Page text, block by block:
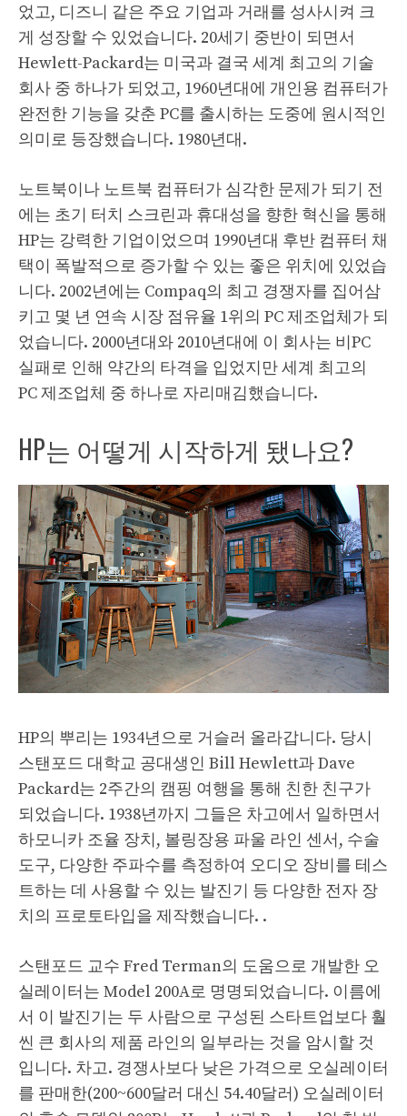
었고, 디즈니 같은 주요 기업과 거래를 성사시켜 크
게 성장할 수 있었습니다. 20세기 중반이 되면서
Hewlett-Packard는 미국과 결국 세계 최고의 기술
회사 중 하나가 되었고, 1960년대에 개인용 컴퓨터가
완전한 기능을 갖춘 PC를 출시하는 도중에 원시적인
의미로 등장했습니다. 1980년대.
노트북이나 노트북 컴퓨터가 심각한 문제가 되기 전
에는 초기 터치 스크린과 휴대성을 향한 혁신을 통해
HP는 강력한 기업이었으며 1990년대 후반 컴퓨터 채
택이 폭발적으로 증가할 수 있는 좋은 위치에 있었습
니다. 2002년에는 Compaq의 최고 경쟁자를 집어삼
키고 몇 년 연속 시장 점유율 1위의 PC 제조업체가 되
었습니다. 2000년대와 2010년대에 이 회사는 비PC
실패로 인해 약간의 타격을 입었지만 세계 최고의
PC 제조업체 중 하나로 자리매김했습니다.
HP는 어떻게 시작하게 됐나요?
HP의 뿌리는 1934년으로 거슬러 올라갑니다. 당시
스탠포드 대학교 공대생인 Bill Hewlett과 Dave
Packard는 2주간의 캠핑 여행을 통해 친한 친구가
되었습니다. 1938년까지 그들은 차고에서 일하면서
하모니카 조율 장치, 볼링장용 파울 라인 센서, 수술
도구, 다양한 주파수를 측정하여 오디오 장비를 테스
트하는 데 사용할 수 있는 발진기 등 다양한 전자 장
치의 프로토타입을 제작했습니다. .
스탠포드 교수 Fred Terman의 도움으로 개발한 오
실레이터는 Model 200A로 명명되었습니다. 이름에
서 이 발진기는 두 사람으로 구성된 스타트업보다 훨
씬 큰 회사의 제품 라인의 일부라는 것을 암시할 것
입니다. 차고. 경쟁사보다 낮은 가격으로 오실레이터
를 판매한(200~600달러 대신 54.40달러) 오실레이터